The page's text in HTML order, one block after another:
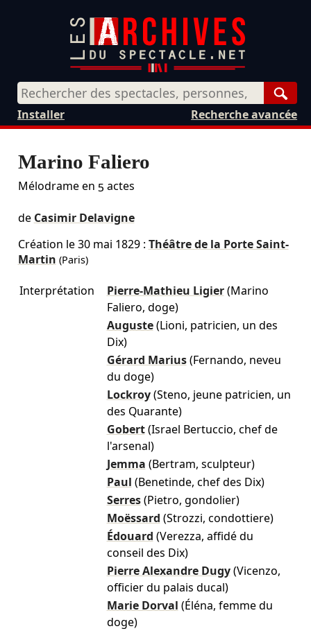
Recherche avancée
Installer
Marino Faliero
Mélodrame en 5 actes
de Casimir Delavigne
Création le30 mai 1829: Théâtre de la Porte Saint-
Martin (Paris)
Interprétation Pierre-Mathieu Ligier (Marino
Faliero, doge)
Auguste (Lioni, patricien, un des
Dix)
Gérard Marius (Fernando, neveu
du doge)
Lockroy (Steno, jeune patricien, un
des Quarante)
Gobert (Israel Bertuccio, chef de
l'arsenal)
Jemma (Bertram, sculpteur)
Paul (Benetinde, chef des Dix)
Serres (Pietro, gondolier)
Moëssard (Strozzi, condottiere)
Édouard (Verezza, affidé du
conseil des Dix)
Pierre Alexandre Dugy (Vicenzo,
officier du palais ducal)
Marie Dorval (Éléna, femme du
doge)